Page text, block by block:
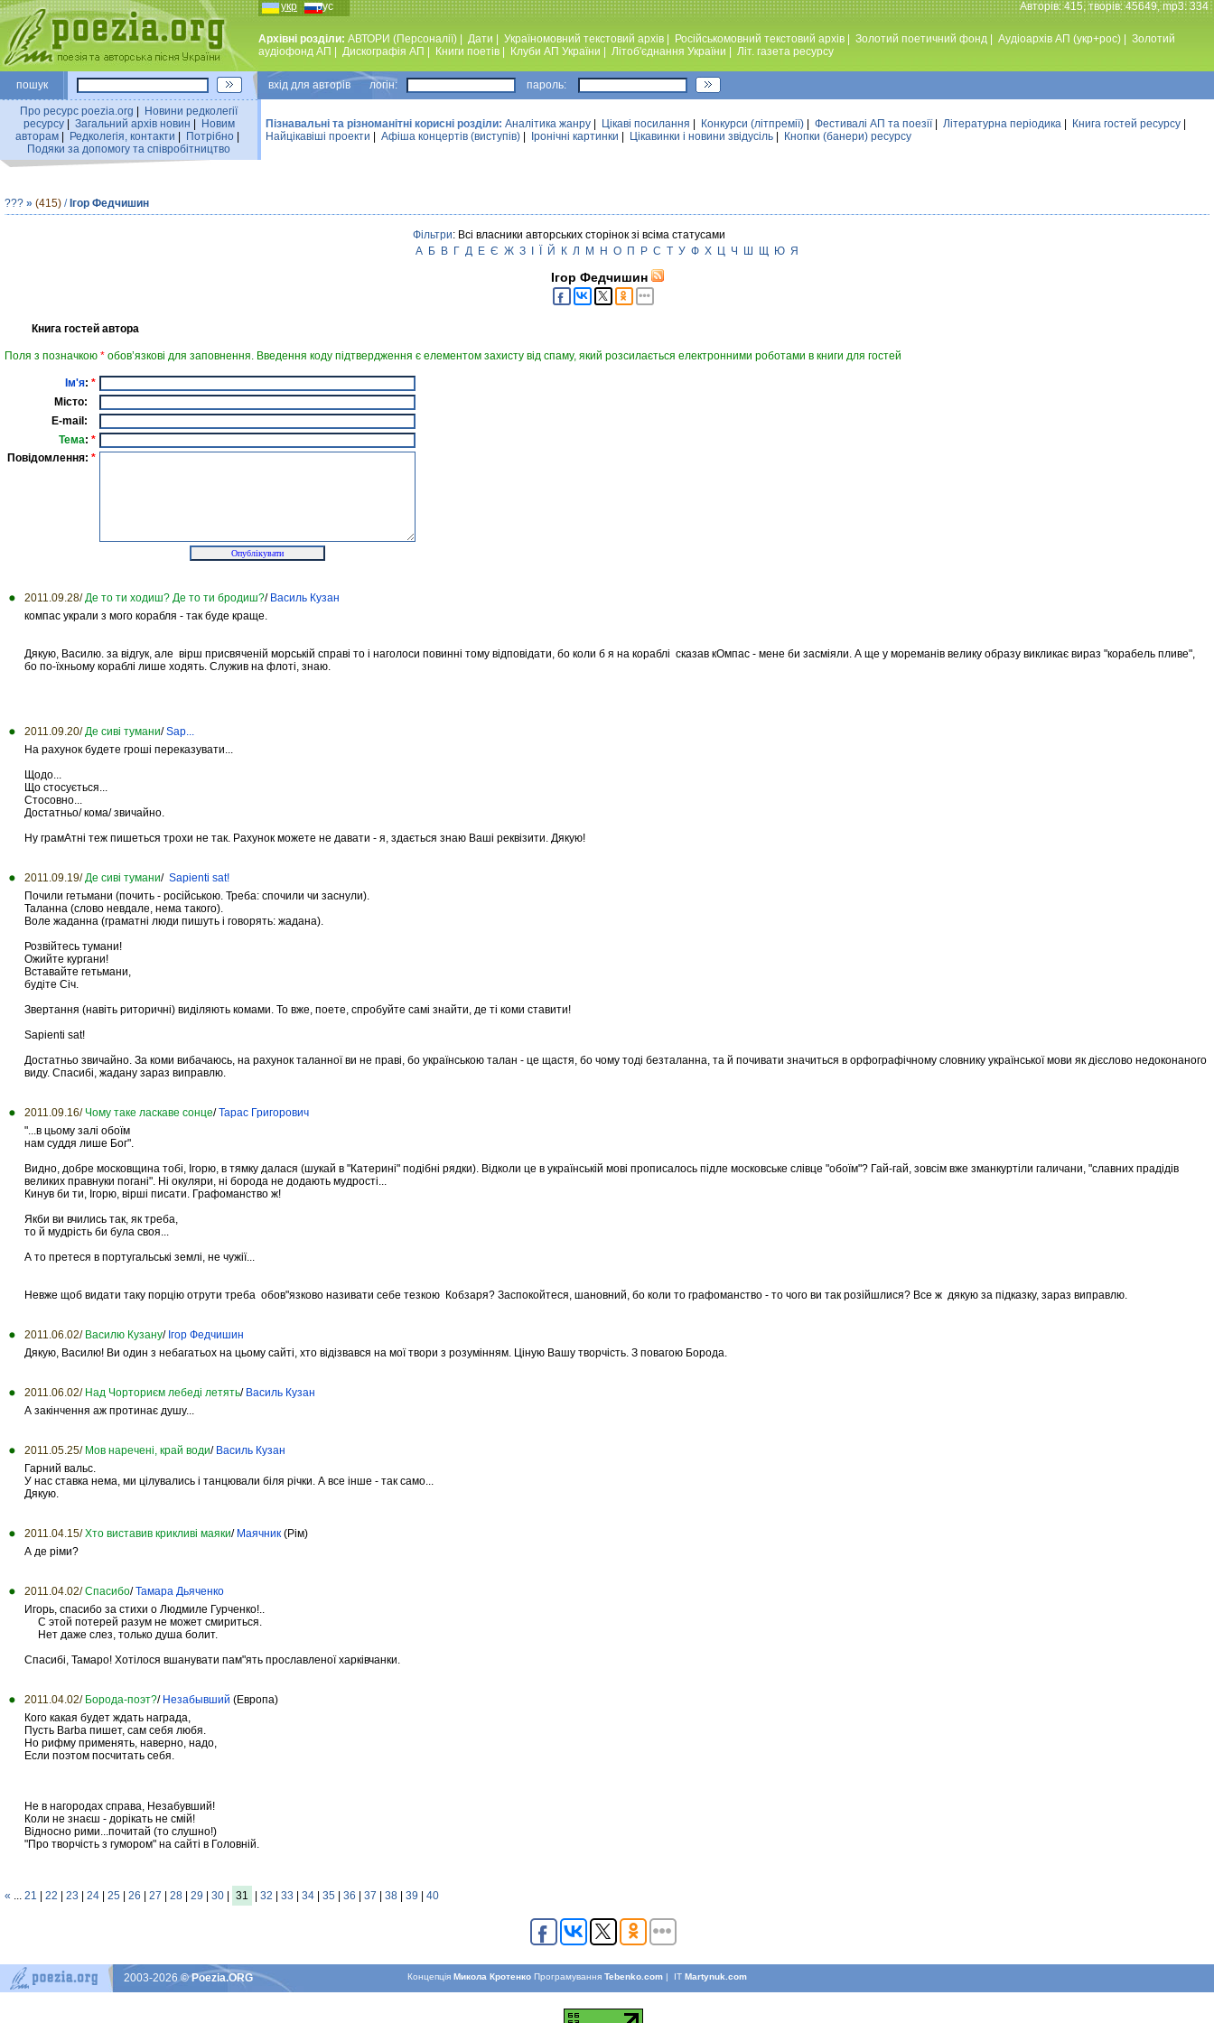
укр рус Авторiв: 415, творiв: 45649, mp3: 334
Архівні розділи: АВТОРИ (Персоналії) Дати Україномовний текстовий архiв Російськомовний текстовий архів Золотий поетичний фонд Аудiоархiв АП (укр+рос)
Золотий
аудiофонд АП
Дискографiя АП Книги поетiв Клуби АП України Лiтоб'єднання України Лiт. газета ресурсу
пошук вхiд для авторiв логін: пароль:
Про ресурс poezia.org
Новини редколегiї
ресурсу| Загальний архiв новин
Новим
авторам
Редколегiя, контакти Потрiбно
Подяки за допомогу та співробітництво
Пізнавальні та різноманітні корисні розділи: Аналiтика жанру Цікаві посилання Конкурси (лiтпремiї) Фестивалi АП та поезiї| Літературна періодика Книга гостей ресурсу
Найцiкавiшi проекти
Афіша концертів (виступів) Iронiчнi картинки Цікавинки і новини звідусіль Кнопки (банери) ресурсу
??? » (415) / Ігор Федчишин
Фільтри: Всі власники авторських сторінок зі всіма статусами
А Б В Г Д Е Є Ж З Й К Л М Н О П Р С Т У Ф Х Ц Ч Ш Щ Ю Я
Ігор Федчишин
Книга гостей автора
Поля з позначкою * обов’язкові для заповнення. Введення коду підтвердження є елементом захисту від спаму, який розсилається електронними роботами в книги для гостей
Ім'я: *
Місто:
E-mail:
Тема: *
Повідомлення: *
2011.09.28/ Де то ти ходиш? Де то ти бродиш?/ Василь Кузан
компас украли з мого корабля - так буде краще.
Дякую, Василю. за відгук, але вірш присвяченій морській справі то і наголоси повинні тому відповідати, бо коли б я на кораблі сказав кОмпас - мене би засміяли. А ще у мореманів велику образу викликає вираз "корабель пливе",
бо по-їхньому кораблі лише ходять. Служив на флоті, знаю.
2011.09.20/ Де сиві тумани/Sap...
На рахунок будете гроші переказувати...
Щодо...
Що стосується...
Стосовно...
Достатньо/ кома/ звичайно.
Ну грамАтні теж пишеться трохи не так. Рахунок можете не давати - я, здається знаю Ваші реквізити. Дякую!
2011.09.19/ Де сиві тумани/ Sapienti sat!
Почили гетьмани (почить - російською. Треба: спочили чи заснули).
Таланна (слово невдале, нема такого).
Воле жаданна (граматні люди пишуть і говорять: жадана).
Розвійтесь тумани!
Ожийте кургани!
Вставайте гетьмани,
будіте Січ.
Звертання (навіть риторичні) виділяють комами. То вже, поете, спробуйте самі знайти, де ті коми ставити!
Sapienti sat!
Достатньо звичайно. За коми вибачаюсь, на рахунок таланної ви не праві, бо українською талан - це щастя, бо чому тоді безталанна, та й почивати значиться в орфографічному словнику української мови як дієслово недоконаного
виду. Спасибі, жадану зараз виправлю.
2011.09.16/ Чому таке ласкаве сонце/Тарас Григорович
"...в цьому залі обоїм
нам суддя лише Бог".
Видно, добре московщина тобі, Ігорю, в тямку далася (шукай в "Катерині" подібні рядки). Відколи це в українській мові прописалось підле московське слівце "обоїм"? Гай-гай, зовсім вже зманкуртіли галичани, "славних прадідів
великих правнуки погані". Ні окуляри, ні борода не додають мудрості...
Кинув би ти, Ігорю, вірші писати. Графоманство ж!
Якби ви вчились так, як треба,
то й мудрість би була своя...
А то претеся в португальські землі, не чужії...
Невже щоб видати таку порцію отрути треба обов"язково називати себе тезкою Кобзаря? Заспокойтеся, шановний, бо коли то графоманство - то чого ви так розійшлися? Все ж дякую за підказку, зараз виправлю.
2011.06.02/ Василю Кузану/ Ігор Федчишин
Дякую, Василю! Ви один з небагатьох на цьому сайті, хто відізвався на мої твори з розумінням. Ціную Вашу творчість. З повагою Борода.
2011.06.02/ Над Чорториєм лебеді летять/ Василь Кузан
А закінчення аж протинає душу...
2011.05.25/ Мов наречені, край води/ Василь Кузан
Гарний вальс.
У нас ставка нема, ми цілувались і танцювали біля річки. А все інше - так само...
Дякую.
2011.04.15/ Хто виставив крикливі маяки/ Маячник (Рiм)
А де рiми?
2011.04.02/ Спасибо/Тамара Дьяченко
Игорь, спасибо за стихи о Людмиле Гурченко!..
С этой потерей разум не может смириться.
Нет даже слез, только душа болит.
Спасибі, Тамаро! Хотілося вшанувати пам"ять прославленої харківчанки.
2011.04.02/ Борода-поэт?/ Незабывший (Европа)
Кого какая будет ждать награда,
Пусть Barba пишет, сам себя любя.
Но рифму применять, наверно, надо,
Если поэтом посчитать себя.
Не в нагородах справа, Незабувший!
Коли не знаєш - дорікать не смій!
Відносно рими...почитай (то слушно!)
"Про творчість з гумором" на сайті в Головній.
« ... 21 22 23 24 25 26 27 28 29 30 31 32 33 34 35 36 37 38 39 40
Концепцiя Микола КротенкоПрограмування Tebenko.com| IT Martynuk.com
2003-2026© Poezia.ORG